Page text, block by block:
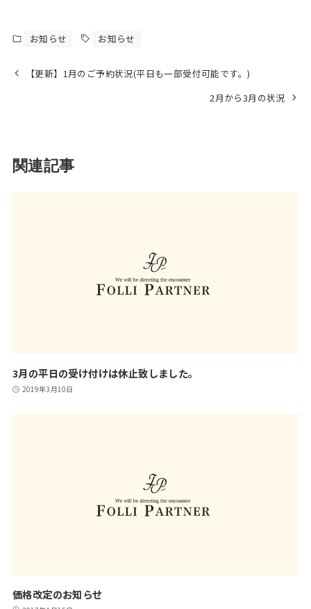
お知らせ お知らせ
【更新】1月のご予約状況(平日も一部受付可能です。)
2月から3月の状況
関連記事
3月の平日の受け付けは休止致しました。
2019年3月10日
価格改定のお知らせ